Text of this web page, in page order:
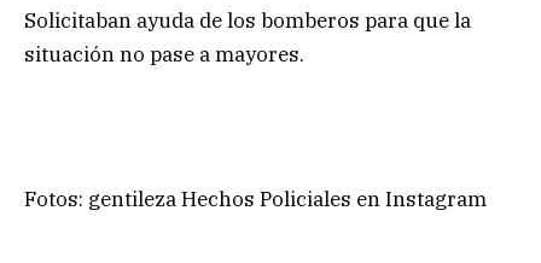
Solicitaban ayuda de los bomberos para que la
situación no pase a mayores.
Fotos: gentileza Hechos Policiales en Instagram